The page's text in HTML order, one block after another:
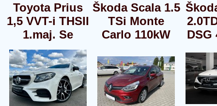
Toyota Prius
1,5 VVT-i THSII
1.maj. Se
Škoda Scala 1.5
TSi Monte
Carlo 110kW
DSG